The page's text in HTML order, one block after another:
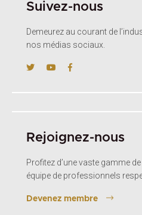
Suivez-nous
Demeurez au courant de
nos médias sociaux.
Rejoignez-nous
Profitez d’une vaste gamme
équipe de professionnels
Devenez membre